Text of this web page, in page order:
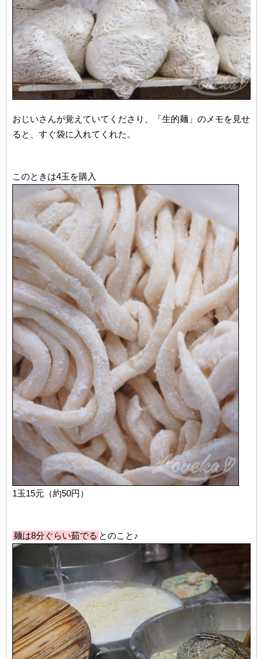
おじいさんが覚えていてくださり、「生的麺」のメモを見せ
ると、すぐ袋に入れてくれた。
このときは4玉を購入
1玉15元（約50円）
麺は8分ぐらい茹でる とのこと♪